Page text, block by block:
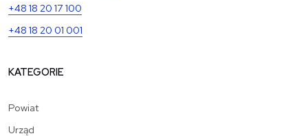
+48 18 20 17 100
+48 18 20 01 001
KATEGORIE
Powiat
Urząd